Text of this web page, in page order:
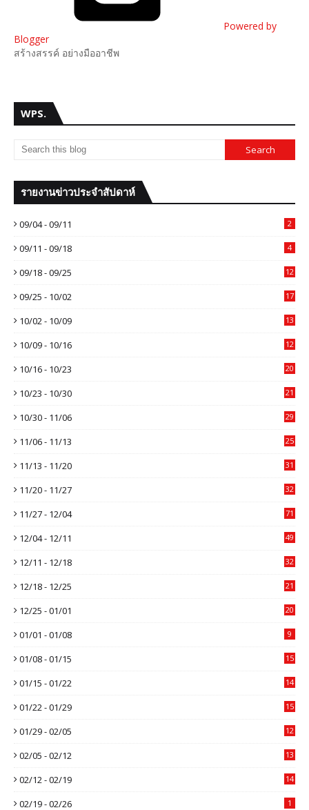
Powered by
Blogger
สร้างสรรค์ อย่างมืออาชีพ
WPS.
รายงานข่าวประจำสัปดาห์
09/04 - 09/11 2
09/11 - 09/18 4
09/18 - 09/25 12
09/25 - 10/02 17
10/02 - 10/09 13
10/09 - 10/16 12
10/16 - 10/23 20
10/23 - 10/30 21
10/30 - 11/06 29
11/06 - 11/13 25
11/13 - 11/20 31
11/20 - 11/27 32
11/27 - 12/04 71
12/04 - 12/11 49
12/11 - 12/18 32
12/18 - 12/25 21
12/25 - 01/01 20
01/01 - 01/08 9
01/08 - 01/15 15
01/15 - 01/22 14
01/22 - 01/29 15
01/29 - 02/05 12
02/05 - 02/12 13
02/12 - 02/19 14
02/19 - 02/26 1